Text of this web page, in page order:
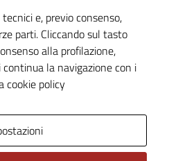
e, previo consenso,
parti. Cliccando sul tasto
alla profilazione,
la navigazione con i
cookie policy